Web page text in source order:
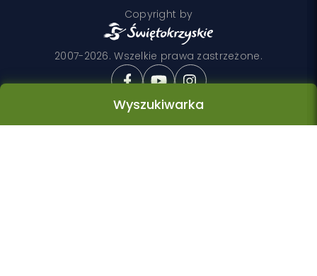
Wyszukiwarka
Copyright by
2007-2026. Wszelkie prawa zastrzeżone.
Realizacja